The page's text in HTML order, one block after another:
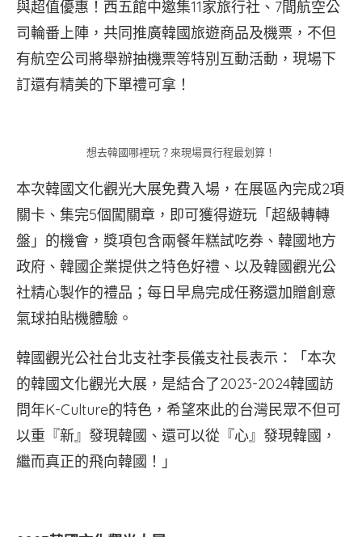
與超值優惠！西五館中邀集11家旅行社、7間航空公
司輪番上陣，共同推廣韓國旅遊商品及機票，不但
有航空公司將舉辦抽機票等特別互動活動，現場下
訂還有精美的下單禮可拿！
想去韓國哪裡玩？來現場買行程最划算！
本次韓國文化觀光大展免費入場，在展區內完成2項
關卡、集完5個闖關章，即可獲得遊玩「超級轉轉
盤」的機會，獎項包含兩餐年糕試吃券、韓國地方
政府、韓國企業提供之特色好禮、以及韓國觀光公
社精心製作的禮品；每日早鳥完成任務還加贈創意
氣球拍貼機體驗。
韓國觀光公社台北支社李長儀支社長表示：「本次
的韓國文化觀光大展，是結合了2023-2024韓國訪
問年K-Culture的特色，希望來此的台灣民眾不但可
以重『新』發現韓國、還可以從『心』發現韓國，
繼而真正的飛向韓國！」